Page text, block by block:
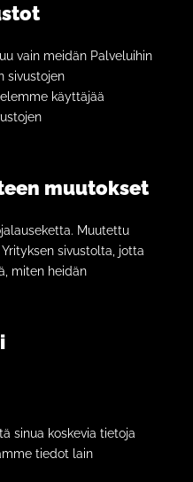
vain meidän Palveluihin
sivustojen
käyttäjää
muutokset
Muutettu
sivustolta, jotta
miten heidän
sinua koskevia tietoja
tiedot lain